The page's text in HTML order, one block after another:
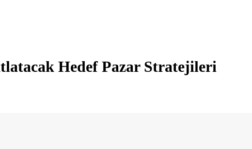
Hedef Pazar Stratejileri